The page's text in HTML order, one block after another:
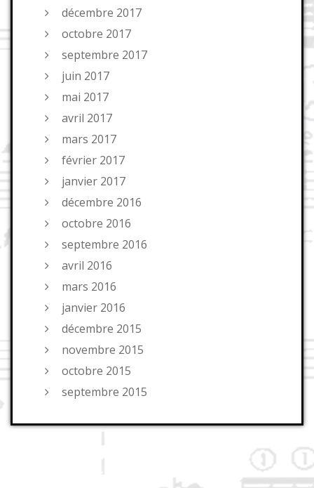
décembre 2017
octobre 2017
septembre 2017
juin 2017
mai 2017
avril 2017
mars 2017
février 2017
janvier 2017
décembre 2016
octobre 2016
septembre 2016
avril 2016
mars 2016
janvier 2016
décembre 2015
novembre 2015
octobre 2015
septembre 2015